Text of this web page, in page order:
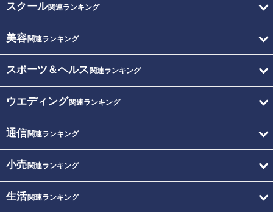
スクール関連ランキング
美容関連ランキング
スポーツ＆ヘルス 関連ランキング
ウエディング関連ランキング
通信関連ランキング
小売関連ランキング
生活関連ランキング